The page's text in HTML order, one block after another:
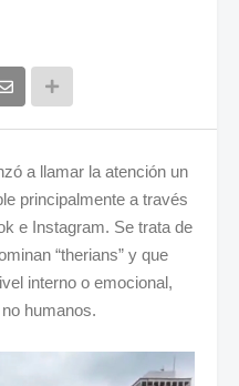
a llamar la atención un
principalmente a través
e Instagram. Se trata de
“therians” y que
interno o emocional,
humanos.